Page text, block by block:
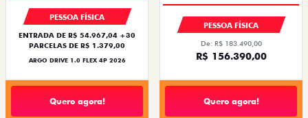
PESSOA FÍSICA
ENTRADA DE R$ 54.967,04 +30
PARCELAS DE R$ 1.379,00
ARGO DRIVE 1.0 FLEX 4P 2026
Quero agora!
PESSOA FÍSICA
De: R$ 183.490,00
R$ 156.390,00
Quero agora!